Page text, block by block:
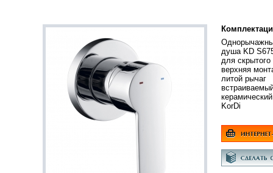
душа KD
для
верхняя
литой рычаг
KorDi